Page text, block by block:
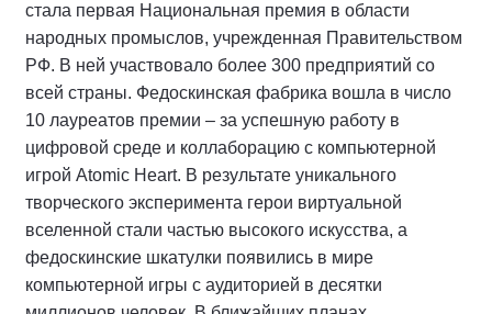
стала первая Национальная премия в области
народных промыслов, учрежденная Правительством
РФ. В ней участвовало более 300 предприятий со
всей страны. Федоскинская фабрика вошла в число
10 лауреатов премии – за успешную работу в
цифровой среде и коллаборацию с компьютерной
игрой Atomic Heart. В результате уникального
творческого эксперимента герои виртуальной
вселенной стали частью высокого искусства, а
федоскинские шкатулки появились в мире
компьютерной игры с аудиторией в десятки